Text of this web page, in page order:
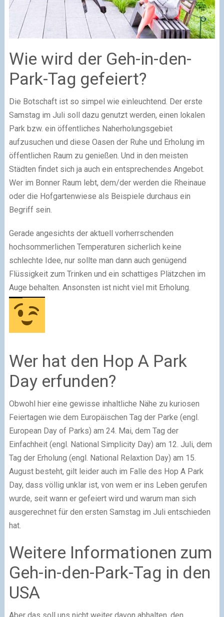
Wie wird der Geh-in-den-
Park-Tag gefeiert?
Die Botschaft ist so simpel wie einleuchtend. Der erste
Samstag im Juli soll dazu genutzt werden, einen lokalen
Park bzw. ein öffentliches Naherholungsgebiet
aufzusuchen und diese Oasen der Ruhe und Erholung im
öffentlichen Raum zu genießen. Und in den meisten
Städten findet sich ja auch ein entsprechendes Angebot.
Wer im Bonner Raum lebt, dem/der werden die Rheinaue
oder die Hofgartenwiese als Beispiele durchaus ein
Begriff sein.
Gerade angesichts der aktuell vorherrschenden
hochsommerlichen Temperaturen sicherlich keine
schlechte Idee, nur sollte man dann auch genügend
Flüssigkeit zum Trinken und ein schattiges Plätzchen im
Auge behalten. Ansonsten ist nicht viel mit Erholung.
Wer hat den Hop A Park
Day erfunden?
Obwohl hier eine gewisse inhaltliche Nähe zu kuriosen
Feiertagen wie dem Europäischen Tag der Parke (engl.
European Day of Parks) am 24. Mai, dem Tag der
Einfachheit (engl. National Simplicity Day) am 12. Juli, dem
Tag der Erholung (engl. National Relaxtion Day) am 15.
August besteht, gilt leider auch im Falle des Hop A Park
Day, dass völlig unklar ist, von wem er ins Leben gerufen
wurde, seit wann er gefeiert wird und warum man sich
ausgerechnet für den ersten Samstag im Juli entschieden
hat.
Weitere Informationen zum
Geh-in-den-Park-Tag in den
USA
Aber das soll uns nicht weiter davon abhalten, den